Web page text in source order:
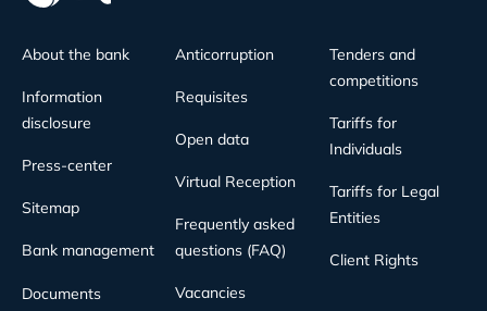
About the bank
Information
disclosure
Press-center
Sitemap
Bank management
Documents
Anticorruption
Requisites
Open data
Virtual Reception
Frequently asked
questions (FAQ)
Vacancies
Tenders and
competitions
Tariffs for
Individuals
Tariffs for Legal
Entities
Client Rights